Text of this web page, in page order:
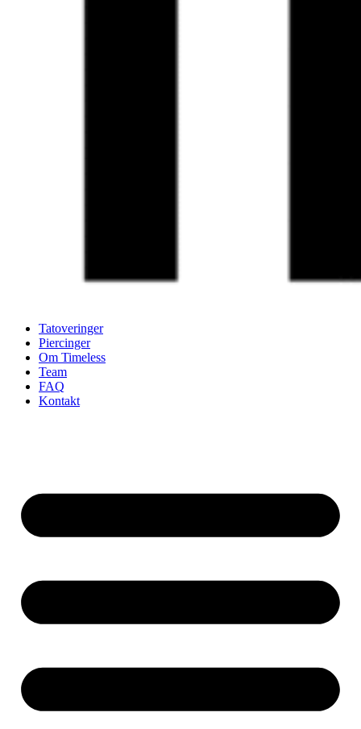
Tatoveringer
Piercinger
Om Timeless
Team
FAQ
Kontakt